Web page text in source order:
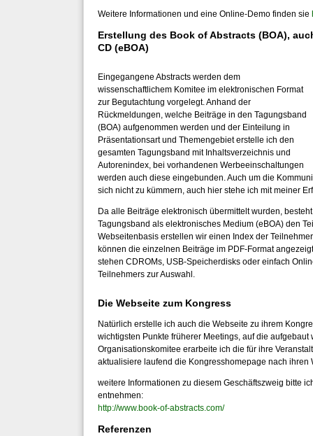
Weitere Informationen und eine Online-Demo finden sie
Erstellung des Book of Abstracts (BOA),
CD (eBOA)
Eingegangene Abstracts werden dem
wissenschaftlichem Komitee im elektronischen Format
zur Begutachtung vorgelegt. Anhand der
Rückmeldungen, welche Beiträge in den Tagungsband
(BOA) aufgenommen werden und der Einteilung in
Präsentationsart und Themengebiet erstelle ich den
gesamten Tagungsband mit Inhaltsverzeichnis und
Autorenindex, bei vorhandenen Werbeeinschaltungen
werden auch diese eingebunden. Auch um die
sich nicht zu kümmern, auch hier stehe ich mit meiner
Da alle Beiträge elektronisch übermittelt wurden,
Tagungsband als elektronisches Medium (eBOA) den
Webseitenbasis erstellen wir einen Index der
können die einzelnen Beiträge im PDF-Format
stehen CDROMs, USB-Speicherdisks oder einfach
Teilnehmers zur Auswahl.
Die Webseite zum Kongress
Natürlich erstelle ich auch die Webseite zu ihrem
wichtigsten Punkte früherer Meetings, auf die
Organisationskomitee erarbeite ich die für ihre
aktualisiere laufend die Kongresshomepage nach ihren
weitere Informationen zu diesem Geschäftszweig bitte
entnehmen:
http://www.book-of-abstracts.com/
Referenzen